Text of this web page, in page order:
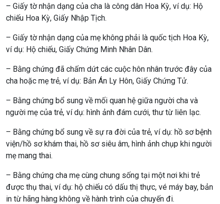
– Giấy tờ nhận dạng của cha là công dân Hoa Kỳ, ví dụ: Hộ
chiếu Hoa Kỳ, Giấy Nhập Tịch.
– Giấy tờ nhận dạng của mẹ không phải là quốc tịch Hoa Kỳ,
ví dụ: Hộ chiếu, Giấy Chứng Minh Nhân Dân.
– Bằng chứng đã chấm dứt các cuộc hôn nhân trước đây của
cha hoặc mẹ trẻ, ví dụ: Bản Án Ly Hôn, Giấy Chứng Tử.
– Bằng chứng bổ sung về mối quan hệ giữa người cha và
người mẹ của trẻ, ví dụ: hình ảnh đám cưới, thư từ liên lạc.
– Bằng chứng bổ sung về sự ra đời của trẻ, ví dụ: hồ sơ bệnh
viện/hồ sơ khám thai, hồ sơ siêu âm, hình ảnh chụp khi người
mẹ mang thai.
– Bằng chứng cha mẹ cùng chung sống tại một nơi khi trẻ
được thụ thai, ví dụ: hộ chiếu có dấu thị thực, vé máy bay, bản
in từ hãng hàng không về hành trình của chuyến đi.